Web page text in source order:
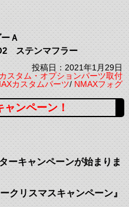
Ａ
ステンマフラー
投稿日：2021年1月29日
スタム・オプションパーツ取付
カスタムパーツ/NMAXフォグ
ャンペーン！
ーキャンペーンが始まりま
クリスマスキャンペーン』